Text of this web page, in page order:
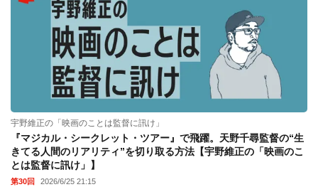
宇野維正の「映画のことは監督に訊け」
『マジカル・シークレット・ツアー』で飛躍。天野千尋監督の“生
きてる人間のリアリティ”を切り取る方法【宇野維正の「映画のこ
とは監督に訊け」】
第30回 2026/6/25 21:15